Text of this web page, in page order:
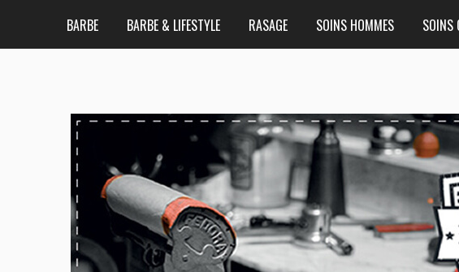
BARBE BARBE & LIFESTYLE RASAGE SOINS HOMMES SOINS